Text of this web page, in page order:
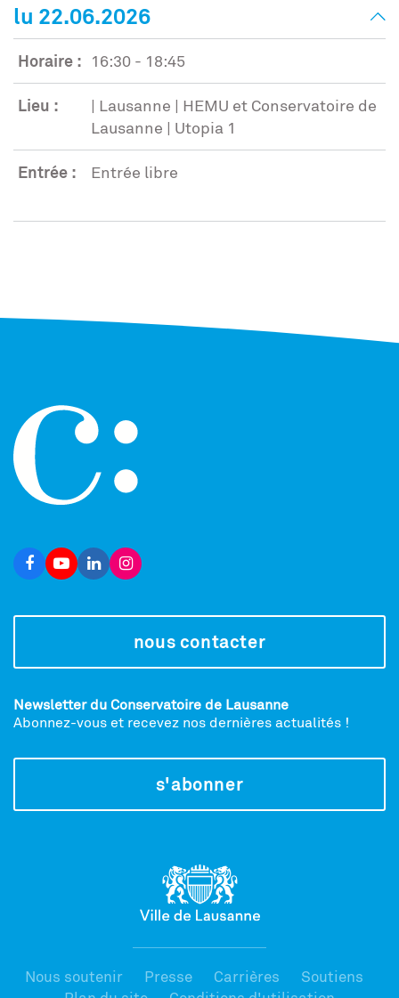
lu 22.06.2026
Horaire : 16:30 - 18:45
Lieu :
| Lausanne | HEMU et Conservatoire de
Lausanne | Utopia 1
Entrée : Entrée libre
nous contacter
Newsletter du Conservatoire de Lausanne
Abonnez-vous et recevez nos dernières actualités !
s'abonner
Nous soutenir Presse Carrières
Soutiens